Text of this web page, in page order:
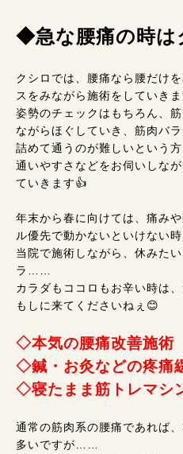
◆急な腰痛の時は
クシロでは、腰痛なら腰だけ
スをみながら施術をしていき
姿勢のチェックはもちろん、
ながらほぐしていき、筋肉バラ
詰めて通うのが難しいという
通いやすさなどをお伺いしな
ていきます👍
年末から春に向けては、痛み
ル優先で動かないといけない時
当院で施術しながら、休みた
ラ……
カラダもココロもお辛い時は
もしに来てくださいねぇ😊
◇本気の腰痛改善施術
◇鍼・お灸などの疼痛
◇寝たまま筋トレマシ
通常の筋肉系の腰痛であれば
多いですが……